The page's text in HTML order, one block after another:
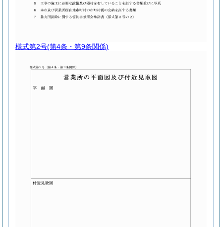
様式第2号(第4条・第9条関係)